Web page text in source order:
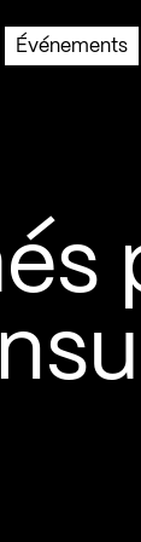
Événements